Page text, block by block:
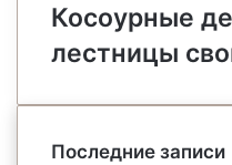
Косоурные
лестницы
Последние записи